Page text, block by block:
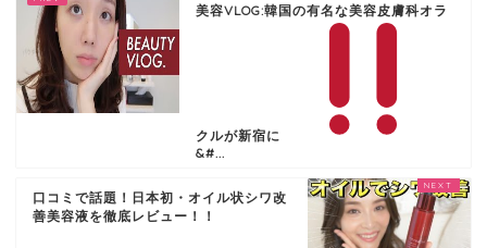
美容VLOG:韓国の有名な美容皮膚科オラ
クルが新宿に
&#...
口コミで話題！日本初・オイル状シワ改
善美容液を徹底レビュー！！